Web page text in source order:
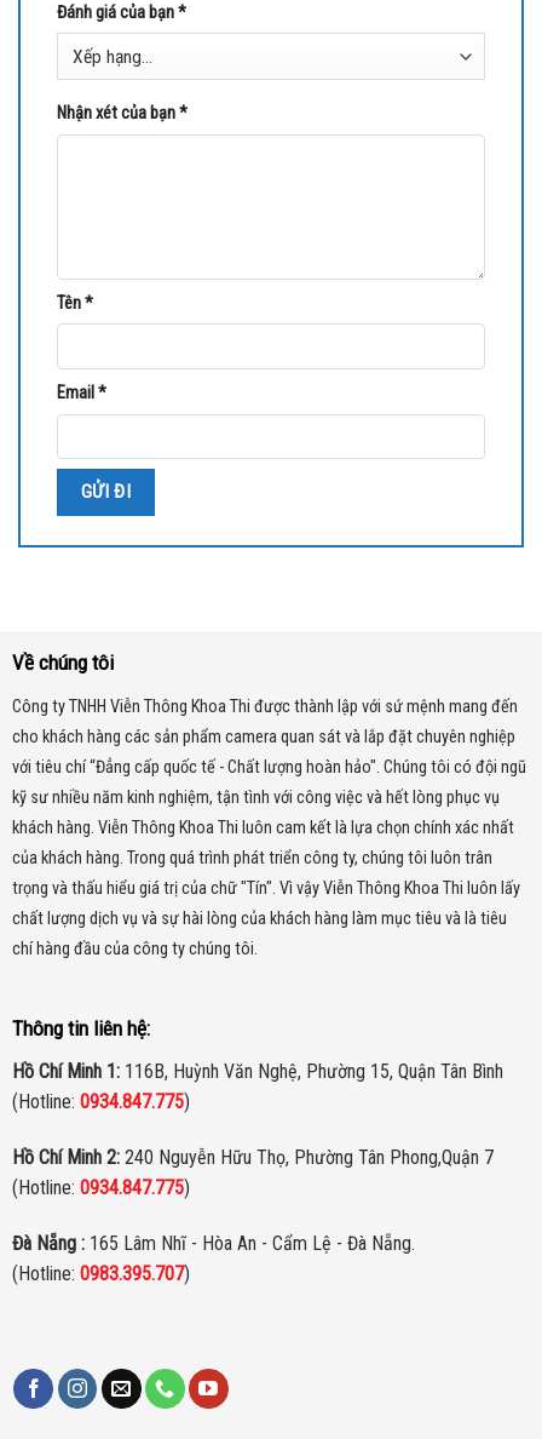
Đánh giá của bạn*
Nhận xét của bạn*
Tên*
Email *
Về chúng tôi
Công ty TNHH Viễn Thông Khoa Thi được thành lập với sứ mệnh mang đến
cho khách hàng các sản phẩm camera quan sát và lắp đặt chuyên nghiệp
với tiêu chí “Đẳng cấp quốc tế - Chất lượng hoàn hảo". Chúng tôi có đội ngũ
kỹ sư nhiều năm kinh nghiệm, tận tình với công việc và hết lòng phục vụ
khách hàng. Viễn Thông Khoa Thi luôn cam kết là lựa chọn chính xác nhất
của khách hàng. Trong quá trình phát triển công ty, chúng tôi luôn trân
trọng và thấu hiểu giá trị của chữ "Tín". Vì vậy Viễn Thông Khoa Thi luôn lấy
chất lượng dịch vụ và sự hài lòng của khách hàng làm mục tiêu và là tiêu
chí hàng đầu của công ty chúng tôi.
Thông tin liên hệ:
Hồ Chí Minh 1:116B, Huỳnh Văn Nghệ, Phường 15, Quận Tân Bình
(Hotline: 0934.847.775)
Hồ Chí Minh 2:240 Nguyễn Hữu Thọ, Phường Tân Phong,Quận 7
(Hotline: 0934.847.775)
Đà Nẵng :165 Lâm Nhĩ - Hòa An - Cẩm Lệ - Đà Nẵng.
(Hotline: 0983.395.707)